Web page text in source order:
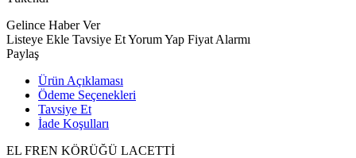
Gelince Haber Ver
Listeye Ekle Tavsiye EtYorum Yap Fiyat Alarmı
Paylaş
Ürün Açıklaması
Ödeme Seçenekleri
Tavsiye Et
İade Koşulları
EL FREN KÖRÜĞÜ LACETTİ